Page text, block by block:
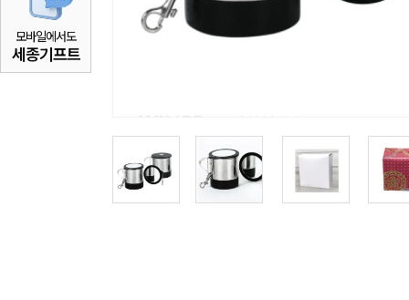
모바일에서도
세종기프트